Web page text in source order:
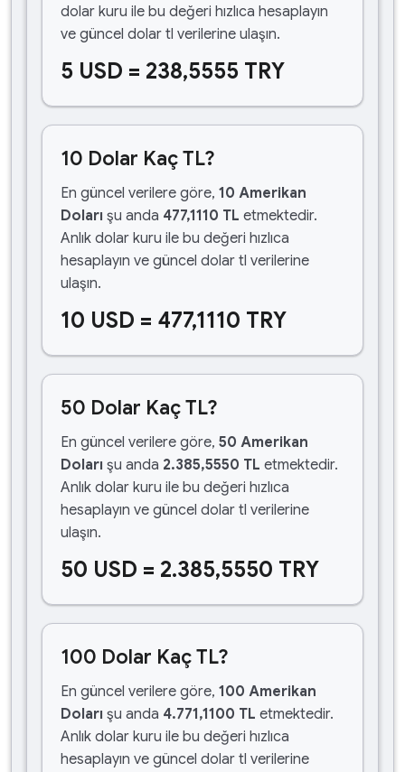
dolar kuru ile bu değeri hızlıca hesaplayın
ve güncel dolar tl verilerine ulaşın.
5 USD = 238,5555 TRY
10 Dolar Kaç TL?
En güncel verilere göre, 10 Amerikan
Doları şu anda 477,1110 TL etmektedir.
Anlık dolar kuru ile bu değeri hızlıca
hesaplayın ve güncel dolar tl verilerine
ulaşın.
10 USD = 477,1110 TRY
50 Dolar Kaç TL?
En güncel verilere göre, 50 Amerikan
Doları şu anda 2.385,5550 TL etmektedir.
Anlık dolar kuru ile bu değeri hızlıca
hesaplayın ve güncel dolar tl verilerine
ulaşın.
50 USD = 2.385,5550 TRY
100 Dolar Kaç TL?
En güncel verilere göre, 100 Amerikan
Doları şu anda 4.771,1100 TL etmektedir.
Anlık dolar kuru ile bu değeri hızlıca
hesaplayın ve güncel dolar tl verilerine